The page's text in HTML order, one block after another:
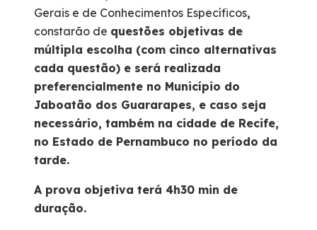
Gerais e de Conhecimentos Específicos,
constarão de questões objetivas de
múltipla escolha (com cinco alternativas
cada questão) e será realizada
preferencialmente no Município do
Jaboatão dos Guararapes, e caso seja
necessário, também na cidade de Recife,
no Estado de Pernambuco no período da
tarde.
A prova objetiva terá 4h30 min de
duração.